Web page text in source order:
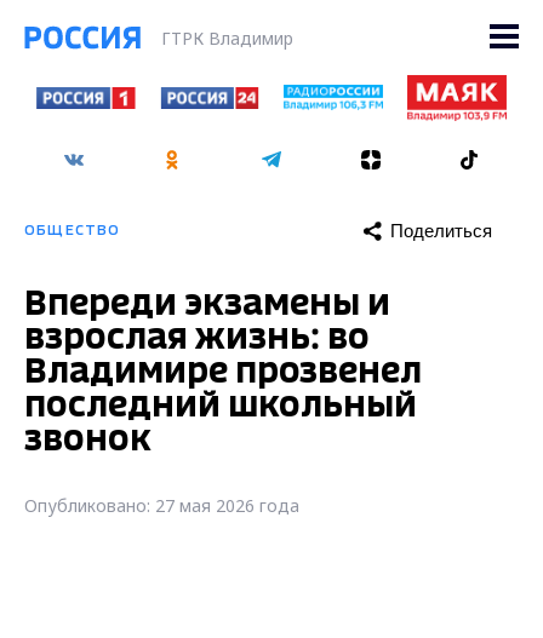
ГТРК Владимир
ОБЩЕСТВО Поделиться
Впереди экзамены и
взрослая жизнь: во
Владимире прозвенел
последний школьный
звонок
Опубликовано: 27 мая 2026 года